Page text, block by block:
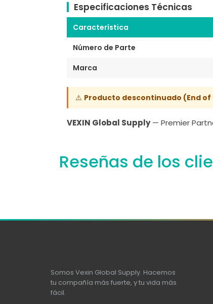
Especificaciones Técnicas
Característica
Número de Parte
Marca
⚠️ Producto descontinuado (End of
VEXIN Global Supply— Premier
Reseñas de los
Somos Vexin Global Supply. Hacemos
tu compañía más fuerte, y tu vida más
fácil.